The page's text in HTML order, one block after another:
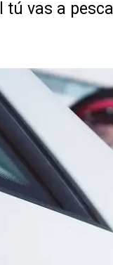
tú vas a